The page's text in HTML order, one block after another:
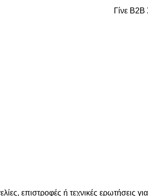
Γίνε
επιστροφές ή τεχνικές ερωτήσεις